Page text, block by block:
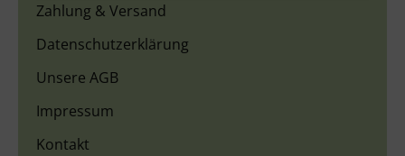
Zahlung & Versand
Datenschutzerklärung
Unsere AGB
Impressum
Kontakt